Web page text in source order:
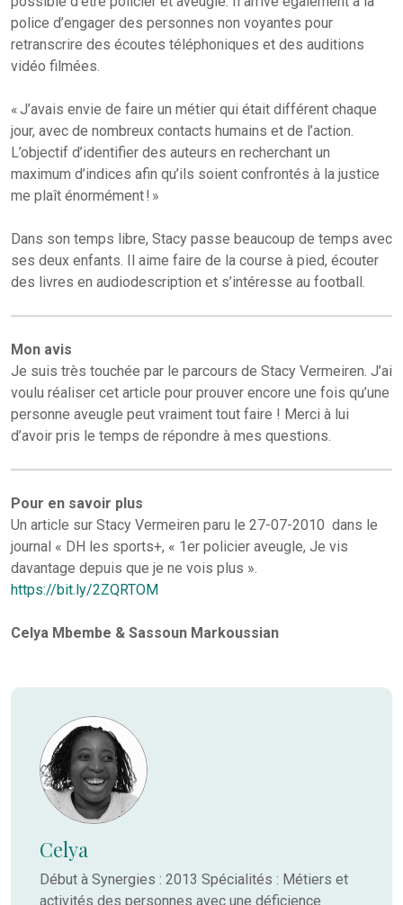
police d’engager des personnes non voyantes pour
retranscrire des écoutes téléphoniques et des auditions
vidéo filmées.
« J’avais envie de faire un métier qui était différent chaque
jour, avec de nombreux contacts humains et de l’action.
L’objectif d’identifier des auteurs en recherchant un
maximum d’indices afin qu’ils soient confrontés à la justice
me plaît énormément ! »
Dans son temps libre, Stacy passe beaucoup de temps avec
ses deux enfants. Il aime faire de la course à pied, écouter
des livres en audiodescription et s’intéresse au football.
Mon avis
Je suis très touchée par le parcours de Stacy Vermeiren. J’ai
voulu réaliser cet article pour prouver encore une fois qu’une
personne aveugle peut vraiment tout faire ! Merci à lui
d’avoir pris le temps de répondre à mes questions.
Pour en savoir plus
Un article sur Stacy Vermeiren paru le 27-07-2010 dans le
journal « DH les sports+, « 1er policier aveugle, Je vis
davantage depuis que je ne vois plus ».
https://bit.ly/2ZQRTOM
Celya Mbembe & Sassoun Markoussian
Celya
Début à Synergies : 2013 Spécialités : Métiers et
activités des personnes avec une déficience